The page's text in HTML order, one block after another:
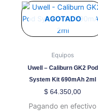
AGOTADO
Equipos
Uwell – Caliburn GK2 Pod
System Kit 690mAh 2ml
$ 64.350,00
Pagando en efectivo
Este
producto
tiene
variantes.
Las
opciones
se